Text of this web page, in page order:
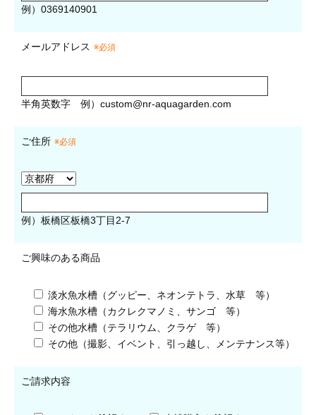
例）0369140901
メールアドレス ※必須
半角英数字 例） custom@nr-aquagarden.com
ご住所 ※必須
例）板橋区板橋3丁目2-7
ご興味のある商品
淡水魚水槽（グッピー、ネオンテトラ、水草 等）
海水魚水槽（カクレクマノミ、サンゴ 等）
その他水槽（テラリウム、クラゲ 等）
その他（撮影、イベント、引っ越し、メンテナンス等）
ご請求内容